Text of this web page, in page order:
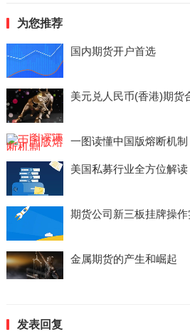
为您推荐
国内期货开户首选
美元兑人民币(香港)期货
一图读懂中国版熔断机制
美国私募行业全方位解读
期货公司新三板挂牌操作
金属期货的产生和崛起
发表回复